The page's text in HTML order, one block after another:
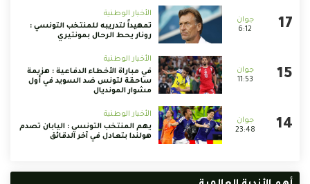
6:12
الأخبار الوطنية
تمهيداً لتدريبه للمنتخب التونسي :
رونار يحط الرحال بمونتيري
11:53
الأخبار الوطنية
في مباراة الأخطاء الدفاعية : هزيمة
ساحقة لتونس ضد السويد في أول
مشوار المونديال
23:48
الأخبار الوطنية
يهم المنتخب التونسي : اليابان تصدم
هولندا بتعادل في آخر الدقائق